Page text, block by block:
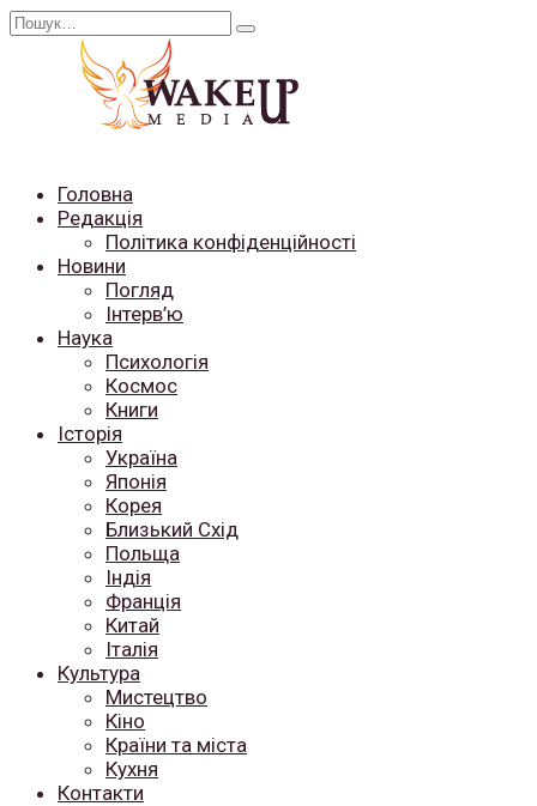
Перейти
Search
Головна
Редакція
Політика конфіденційності
Новини
Погляд
Інтерв’ю
Наука
Психологія
Космос
Книги
Історія
Україна
Японія
Корея
Близький Схід
Польща
Індія
Франція
Китай
Італія
Культура
Мистецтво
Кіно
Країни та міста
Кухня
Контакти